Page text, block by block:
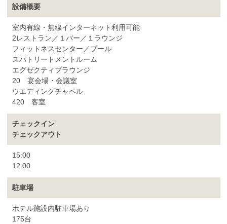
設備概要
室内有線・無線インターネット利用可能
2レストラン／１バー／１ラウンジ
フィットネスセンター／プール
スパトリートメントルーム
エグゼクティブラウンジ
20 宴会場・会議室
ウエディングチャペル
420 客室
チェックイン
チェックアウト
15:00
12:00
駐車場
ホテル施設内駐車場あり
175台